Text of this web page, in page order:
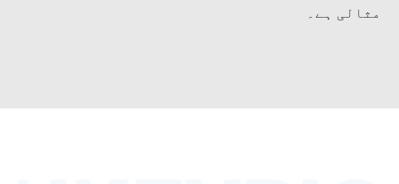
مثالی ہے۔